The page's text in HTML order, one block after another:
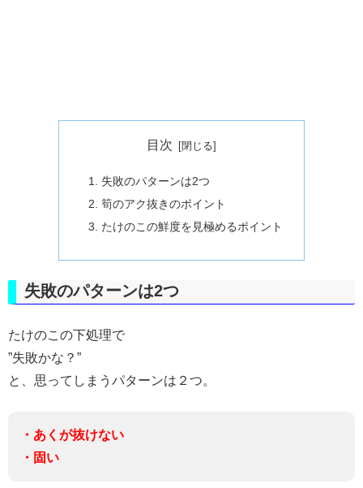
目次
失敗のパターンは2つ
筍のアク抜きのポイント
たけのこの鮮度を見極めるポイント
失敗のパターンは2つ
たけのこの下処理で
”失敗かな？”
と、思ってしまうパターンは２つ。
・あくが抜けない
・固い